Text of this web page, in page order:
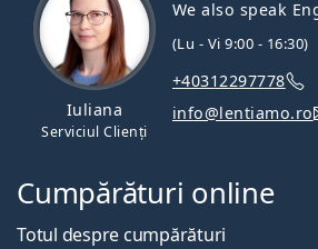
Iuliana
Serviciul Clienți
We also speak
(Lu - Vi 9:00 - 16:30)
+40312297778
info@lentiamo.ro
Cumpărături online
Totul despre cumpărături